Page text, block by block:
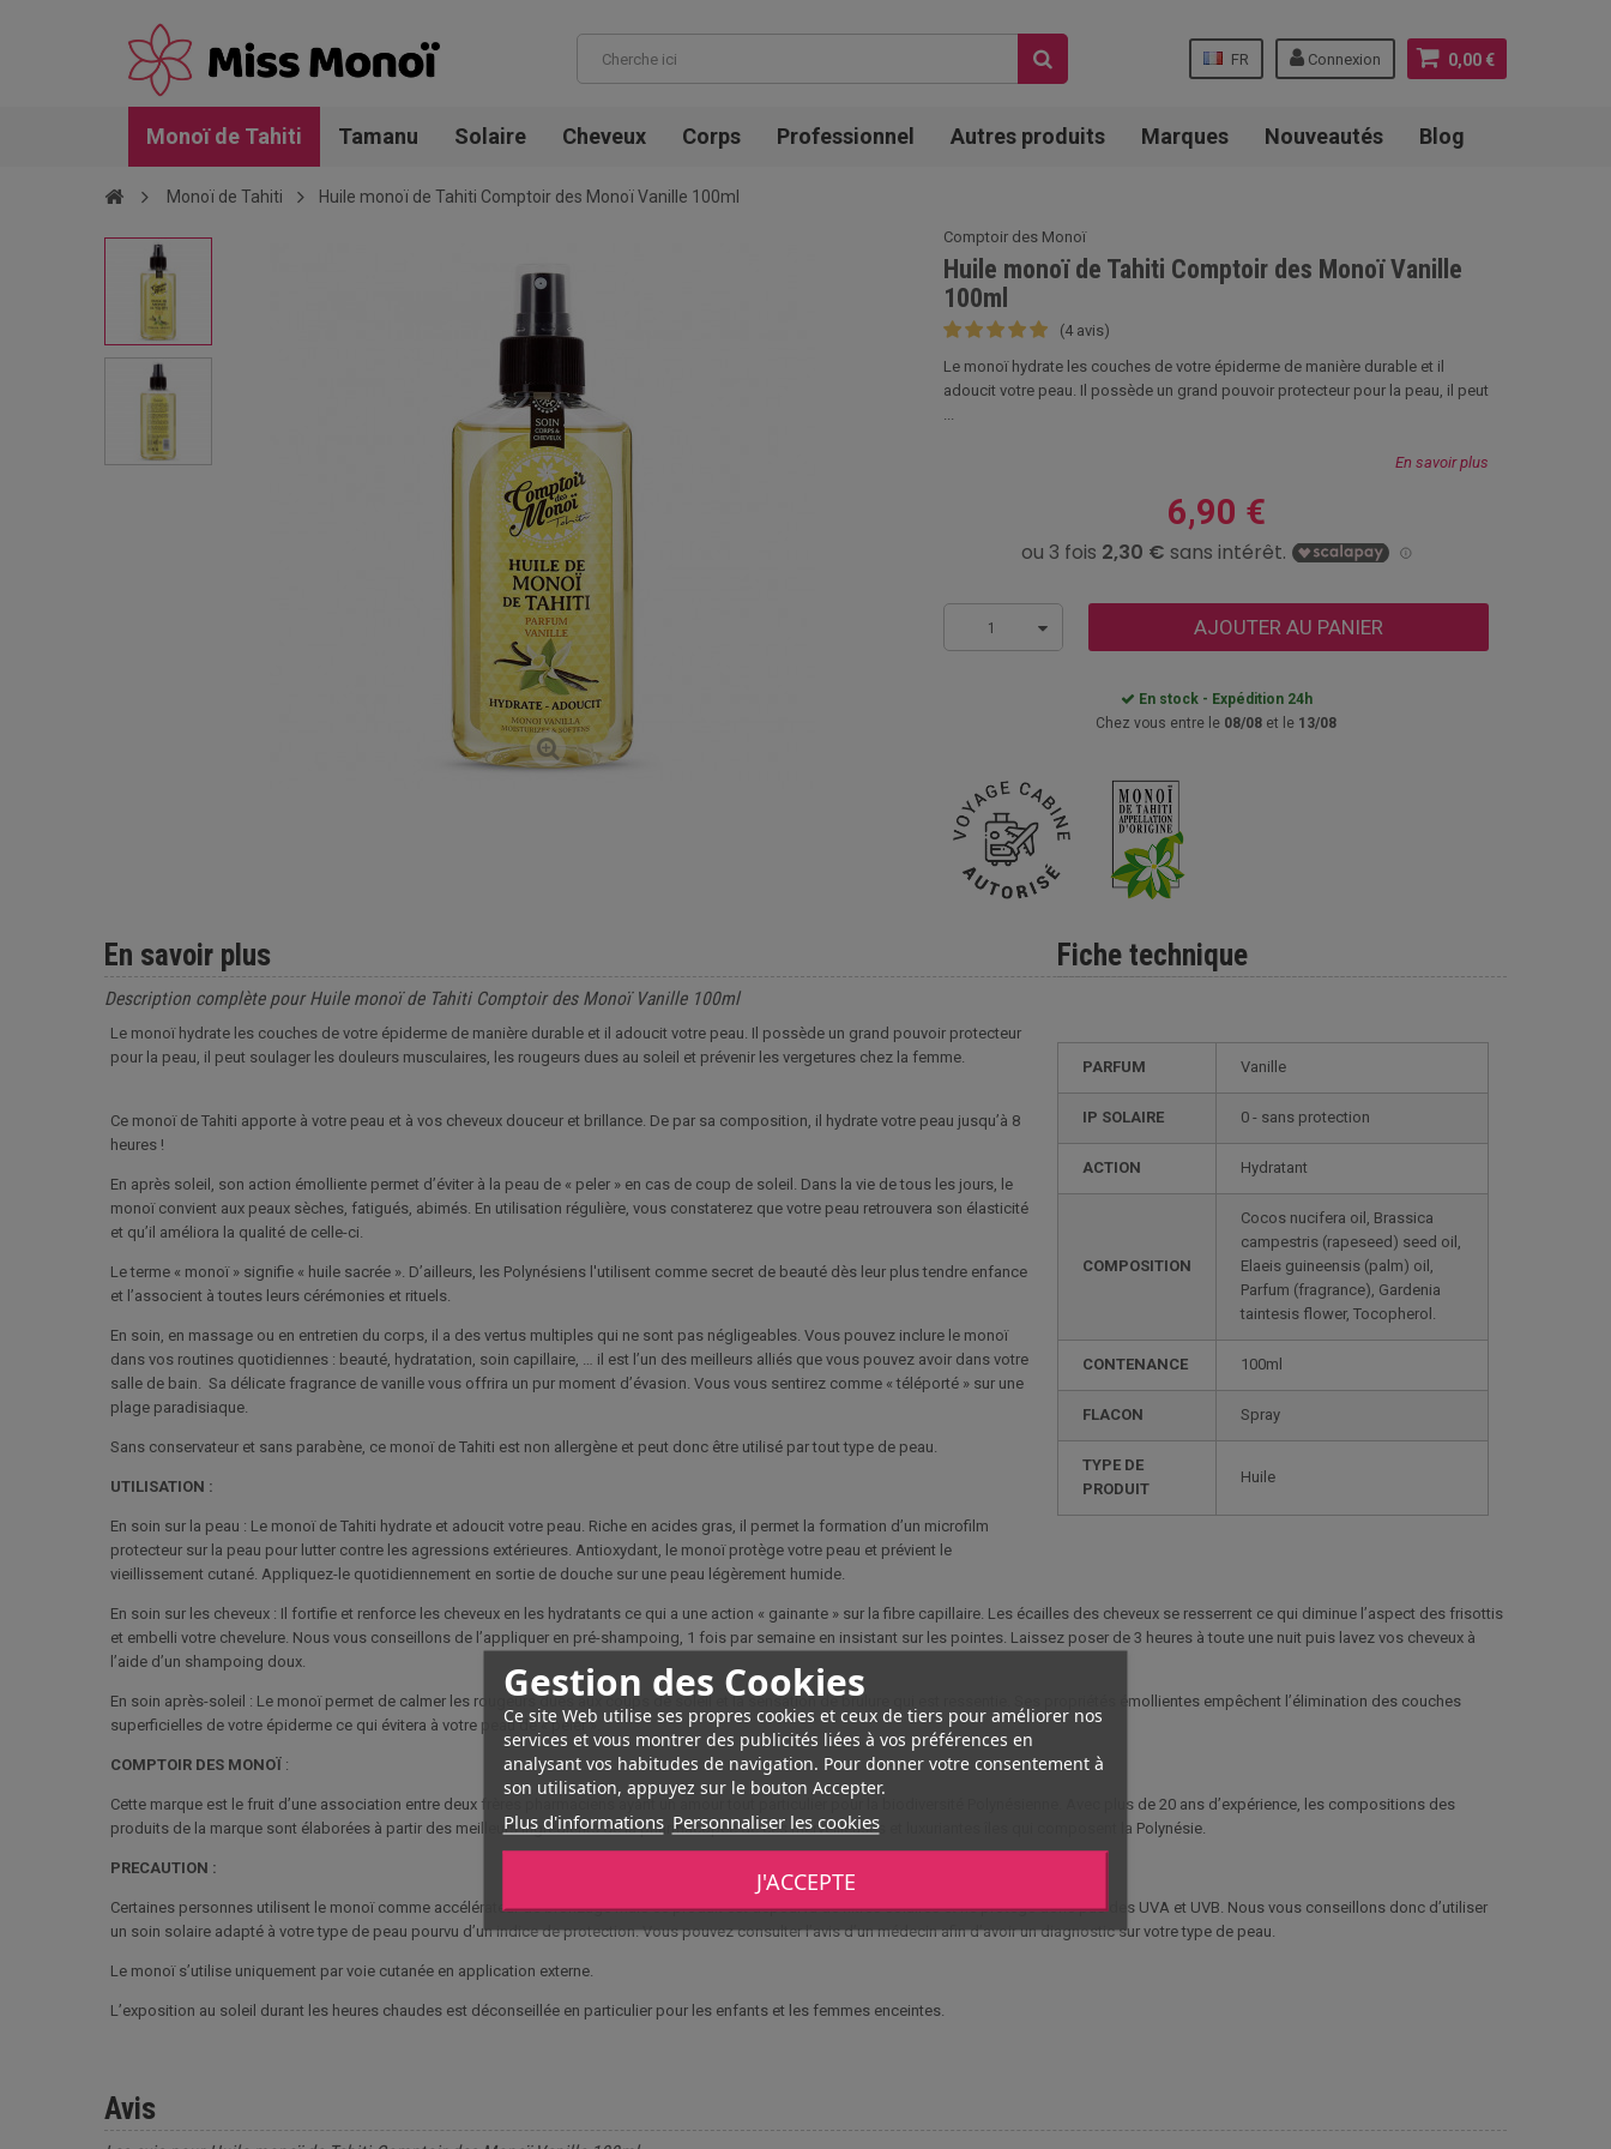
0,00 €
Connexion
FR
Gestion des Cookies
Ce site Web utilise ses propres cookies et ceux de tiers pour améliorer nos
services et vous montrer des publicités liées à vos préférences en
analysant vos habitudes de navigation. Pour donner votre consentement à
son utilisation, appuyez sur le bouton Accepter.
Plus d'informations Personnaliser les cookies
J'ACCEPTE
Monoï de Tahiti Tamanu Solaire Cheveux Corps Professionnel Autres produits Marques Nouveautés Blog
Monoï de Tahiti Huile monoï de Tahiti Comptoir des Monoï Vanille 100ml
Comptoir des Monoï
Huile monoï de Tahiti Comptoir des Monoï Vanille
100ml
(4 avis)
Le monoï hydrate les couches de votre épiderme de manière durable et il
adoucit votre peau. Il possède un grand pouvoir protecteur pour la peau, il peut
...
En savoir plus
6,90 €
1 AJOUTER AU PANIER
En stock - Expédition 24h
Chez vous entre le 08/08 et le 13/08
Fiche technique
PARFUM Vanille
IP SOLAIRE 0 - sans protection
ACTION Hydratant
COMPOSITION
Cocos nucifera oil, Brassica
campestris (rapeseed) seed oil,
Elaeis guineensis (palm) oil,
Parfum (fragrance), Gardenia
taintesis flower, Tocopherol.
CONTENANCE 100ml
FLACON Spray
TYPE DE
PRODUIT
Huile
En savoir plus
Description complète pour Huile monoï de Tahiti Comptoir des Monoï Vanille 100ml
Le monoï hydrate les couches de votre épiderme de manière durable et il adoucit votre peau. Il possède un grand pouvoir protecteur
pour la peau, il peut soulager les douleurs musculaires, les rougeurs dues au soleil et prévenir les vergetures chez la femme.
Ce monoï de Tahiti apporte à votre peau et à vos cheveux douceur et brillance. De par sa composition, il hydrate votre peau jusqu’à 8
heures !
En après soleil, son action émolliente permet d’éviter à la peau de « peler » en cas de coup de soleil. Dans la vie de tous les jours, le
monoï convient aux peaux sèches, fatigués, abimés. En utilisation régulière, vous constaterez que votre peau retrouvera son élasticité
et qu’il améliora la qualité de celle-ci.
Le terme « monoï » signifie « huile sacrée ». D’ailleurs, les Polynésiens l'utilisent comme secret de beauté dès leur plus tendre enfance
et l’associent à toutes leurs cérémonies et rituels.
En soin, en massage ou en entretien du corps, il a des vertus multiples qui ne sont pas négligeables. Vous pouvez inclure le monoï
dans vos routines quotidiennes : beauté, hydratation, soin capillaire, … il est l’un des meilleurs alliés que vous pouvez avoir dans votre
salle de bain. Sa délicate fragrance de vanille vous offrira un pur moment d’évasion. Vous vous sentirez comme « téléporté » sur une
plage paradisiaque.
Sans conservateur et sans parabène, ce monoï de Tahiti est non allergène et peut donc être utilisé par tout type de peau.
UTILISATION :
En soin sur la peau : Le monoï de Tahiti hydrate et adoucit votre peau. Riche en acides gras, il permet la formation d’un microfilm
protecteur sur la peau pour lutter contre les agressions extérieures. Antioxydant, le monoï protège votre peau et prévient le
vieillissement cutané. Appliquez-le quotidiennement en sortie de douche sur une peau légèrement humide.
En soin sur les cheveux : Il fortifie et renforce les cheveux en les hydratants ce qui a une action « gainante » sur la fibre capillaire. Les écailles des cheveux se resserrent ce qui diminue l’aspect des frisottis
et embelli votre chevelure. Nous vous conseillons de l’appliquer en pré-shampoing, 1 fois par semaine en insistant sur les pointes. Laissez poser de 3 heures à toute une nuit puis lavez vos cheveux à
l’aide d’un shampoing doux.
En soin après-soleil : Le monoï permet de calmer les rougeurs dues aux coups de soleil et la sensation de brulure qui est ressentie. Ses propriétés émollientes empêchent l’élimination des couches
superficielles de votre épiderme ce qui évitera à votre peau de « peler ».
COMPTOIR DES MONOÏ :
Cette marque est le fruit d’une association entre deux frères pharmaciens ayant un amour tout particulier pour la biodiversité Polynésienne. Avec plus de 20 ans d’expérience, les compositions des
produits de la marque sont élaborées à partir des meilleurs ingrédients de la pharmacopée de ces merveilleuses et luxuriantes îles qui composent la Polynésie.
PRECAUTION :
Certaines personnes utilisent le monoï comme accélérateur de bronzage mais ce produit est dépourvu de filtres solaires et ne protège donc pas des UVA et UVB. Nous vous conseillons donc d’utiliser
un soin solaire adapté à votre type de peau pourvu d’un indice de protection. Vous pouvez consulter l’avis d’un médecin afin d’avoir un diagnostic sur votre type de peau.
Le monoï s’utilise uniquement par voie cutanée en application externe.
L’exposition au soleil durant les heures chaudes est déconseillée en particulier pour les enfants et les femmes enceintes.
Avis